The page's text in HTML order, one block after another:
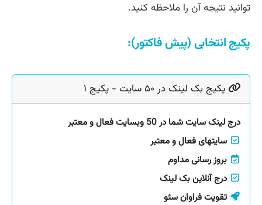
آموزش
توانید نتیجه آن را ملاحظه کنید.
پکیج انتخابی (پیش فاکتور):
پکیج بک لینک در ۵۰ سایت - پکیج ۱
درج لینک سایت شما در 50 وبسایت فعال و معتبر
سایتهای فعال و معتبر
بروز رسانی مداوم
درج آنلاین بک لینک
تقویت فراوان سئو